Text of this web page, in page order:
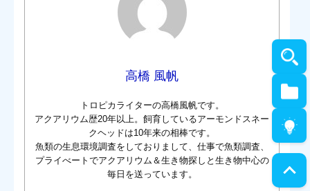
高橋 風帆
トロピカライターの高橋風帆です。
アクアリウム歴20年以上。飼育しているアーモンドスネー
クヘッドは10年来の相棒です。
魚類の生息環境調査をしておりまして、仕事で魚類調査、
プライべートでアクアリウム＆生き物探しと生き物中心の
毎日を送っています。